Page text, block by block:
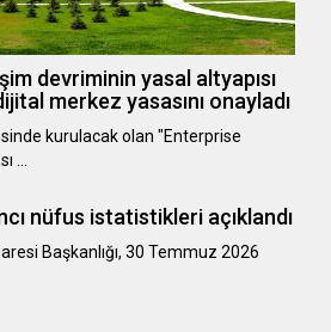
devriminin yasal altyapısı
merkez yasasını onayladı
kurulacak olan "Enterprise
…
nüfus istatistikleri açıklandı
Başkanlığı, 30 Temmuz 2026